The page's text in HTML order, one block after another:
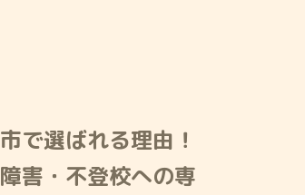
で選ばれる理由！
害・不登校への専